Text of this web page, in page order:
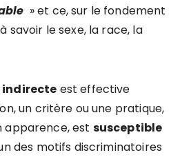
» et ce, sur le fondement
savoir le sexe, la race, la
est effective
un critère ou une pratique,
apparence, est susceptible
des motifs discriminatoires